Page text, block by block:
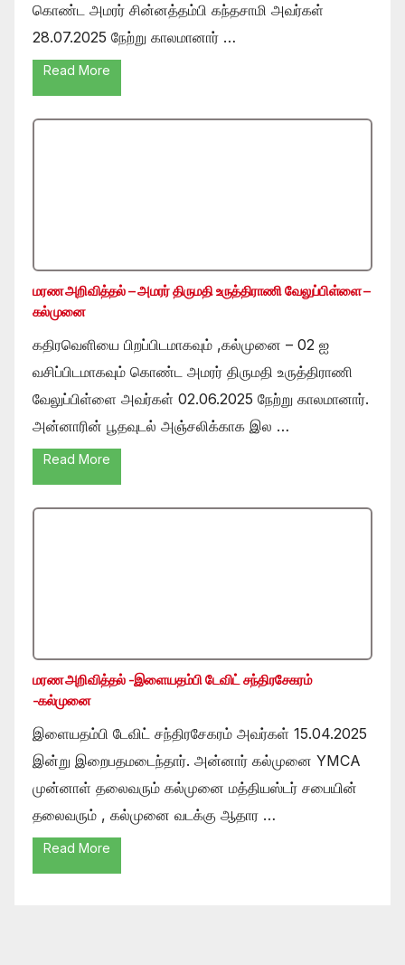
கொண்ட அமரர் சின்னத்தம்பி கந்தசாமி அவர்கள்
28.07.2025 நேற்று காலமானார் …
Read More
மரண அறிவித்தல் – அமரர் திருமதி உருத்திராணி வேலுப்பிள்ளை –
கல்முனை
கதிரவெளியை பிறப்பிடமாகவும் ,கல்முனை – 02 ஐ
வசிப்பிடமாகவும் கொண்ட அமரர் திருமதி உருத்திராணி
வேலுப்பிள்ளை அவர்கள் 02.06.2025 நேற்று காலமானார்.
அன்னாரின் பூதவுடல் அஞ்சலிக்காக இல …
Read More
மரண அறிவித்தல் -இளையதம்பி டேவிட் சந்திரசேகரம்
-கல்முனை
இளையதம்பி டேவிட் சந்திரசேகரம் அவர்கள் 15.04.2025
இன்று இறைபதமடைந்தார். அன்னார் கல்முனை YMCA
முன்னாள் தலைவரும் கல்முனை மத்தியஸ்டர் சபையின்
தலைவரும் , கல்முனை வடக்கு ஆதார …
Read More